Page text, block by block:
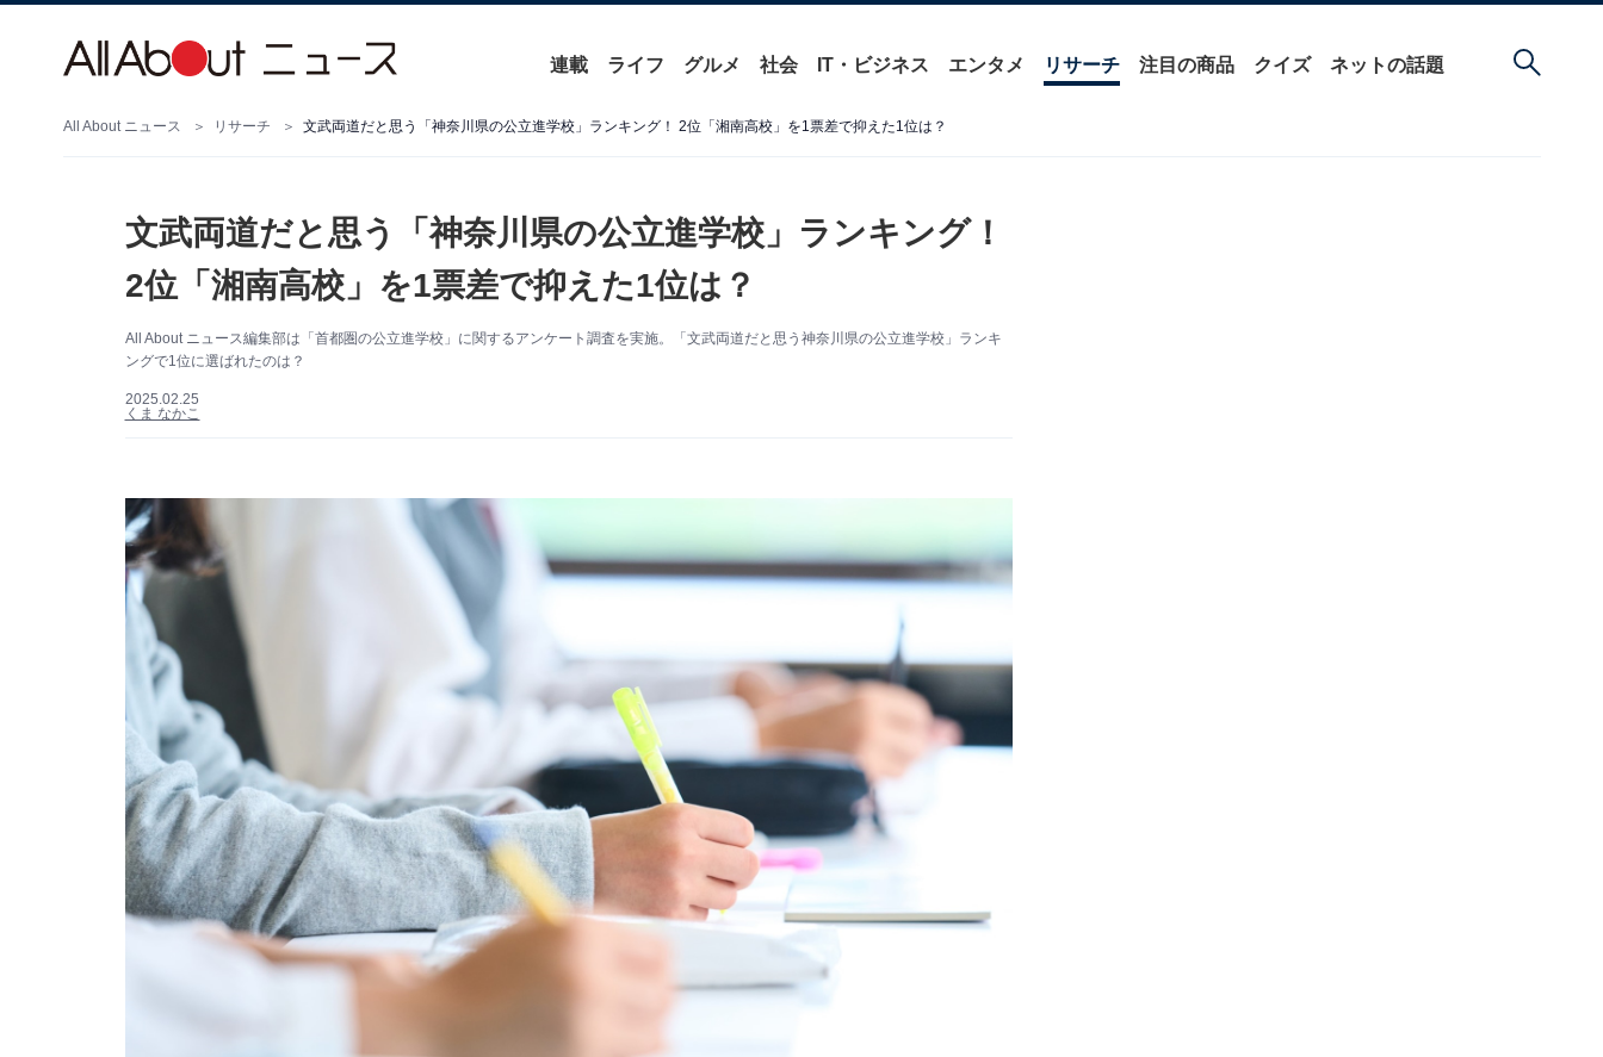
連載 ライフ グルメ 社会 IT・ビジネス エンタメ リサーチ 注目の商品 クイズ ネットの話題
All About ニュース リサーチ 文武両道だと思う「神奈川県の公立進学校」ランキング！ 2位「湘南高校」を1票差で抑えた1位は？
文武両道だと思う「神奈川県の公立進学校」ランキング！
2位「湘南高校」を1票差で抑えた1位は？
All About ニュース編集部は「首都圏の公立進学校」に関するアンケート調査を実施。「文武両道だと思う神奈川県の公立進学校」ランキ
ングで1位に選ばれたのは？
2025.02.25
くま なかこ